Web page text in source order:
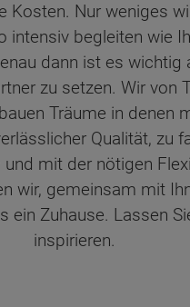
Kosten. Nur weniges
intensiv begleiten wie
dann ist es wichtig
zu setzen. Wir von
Träume in denen
Qualität, zu
und mit der nötigen
wir, gemeinsam mit
ein Zuhause. Lassen
inspirieren.